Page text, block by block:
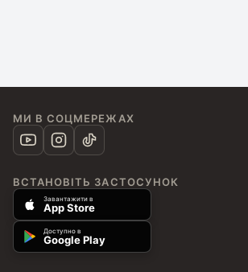
МИ В СОЦМЕРЕЖАХ
ВСТАНОВІТЬ ЗАСТОСУНОК
Завантажити в
App Store
Доступно в
Google Play